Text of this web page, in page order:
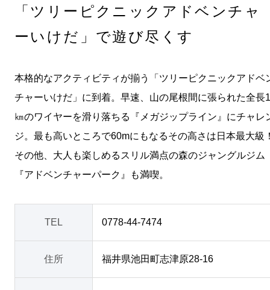
「ツリーピクニックアドベンチャ
ーいけだ」で遊び尽くす
本格的なアクティビティが揃う「ツリーピクニックアドベ
チャーいけだ」に到着。早速、山の尾根間に張られた全長1
㎞のワイヤーを滑り落ちる『メガジップライン』にチャレ
ジ。最も高いところで60mにもなるその高さは日本最大級
その他、大人も楽しめるスリル満点の森のジャングルジム
『アドベンチャーパーク』も満喫。
TEL 0778-44-7474
住所 福井県池田町志津原28-16